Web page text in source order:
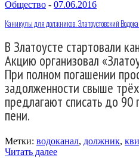
Общество - 07.06.2016
Каникулы для должников. Златоустовский
В Златоусте стартовали
Акцию организовал
При полном погашении
задолженности свыше
предлагают списать до
пени.
Метки: водоканал, должник,
Читать далее